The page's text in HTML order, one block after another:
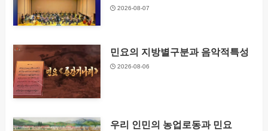
2026-08-07
민요의 지방별구분과 음악적특성
2026-08-06
우리 인민의 농업로동과 민요